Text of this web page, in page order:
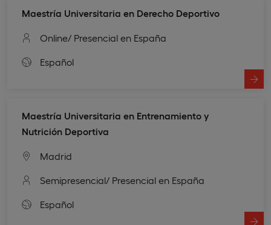
Maestría Universitaria en Derecho Deportivo
Online/ Presencial en España
Español
Maestría Universitaria en Entrenamiento y
Nutrición Deportiva
Madrid
Semipresencial/ Presencial en España
Español